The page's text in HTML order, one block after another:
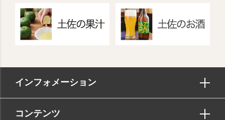
インフォメーション
コンテンツ